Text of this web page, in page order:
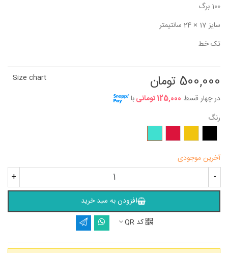
100 برگ
سایز 17 × 24 سانتیمتر
تک خط
500,000 تومان
در چهار قسط 125,000 تومانی با
Size chart
رنگ
آخرین موجودی
-
+
افزودن به سبد خرید
کد QR